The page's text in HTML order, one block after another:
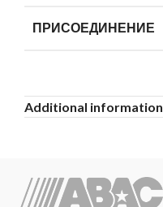
ПРИСОЕДИНЕНИЕ
Additional information